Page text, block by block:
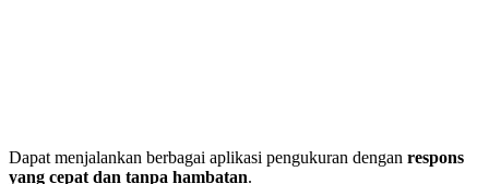
Dapat menjalankan berbagai aplikasi pengukuran dengan respons
yang cepat dan tanpa hambatan.